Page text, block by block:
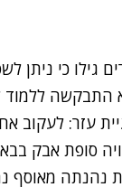
כי ניתן
התבקשה ללמוד
עזר: לעקוב
סופת אבק
נהנתה מאוסף